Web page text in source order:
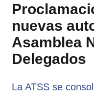
nuevas
Asamblea
Delegados
La ATSS se